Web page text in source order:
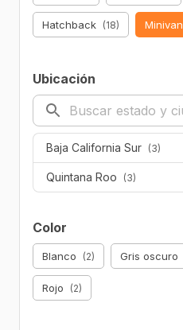
Hatchback (18) Minivan
Ubicación
Baja California Sur (3)
Quintana Roo (3)
Color
Blanco (2) Gris oscuro
Rojo (2)